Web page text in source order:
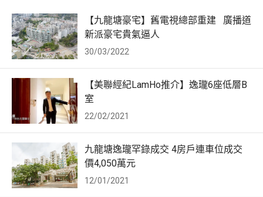
【九龍塘豪宅】舊電視總部重建 廣播道
新派豪宅貴氣逼人
30/03/2022
【美聯經紀LamHo推介】逸瓏6座低層B
室
22/02/2021
九龍塘逸瓏罕錄成交 4房戶連車位成交
價4,050萬元
12/01/2021